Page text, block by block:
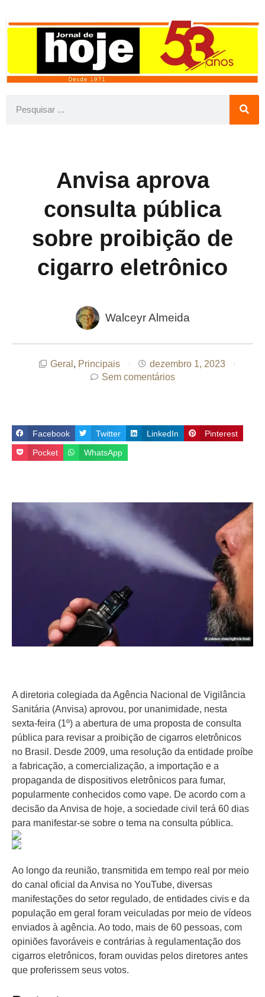
Anvisa aprova
consulta pública
sobre proibição de
cigarro eletrônico
Walceyr Almeida
Geral , Principais
dezembro 1, 2023
Sem comentários
Facebook Twitter LinkedIn Pinterest
Pocket WhatsApp
A diretoria colegiada da Agência Nacional de Vigilância
Sanitária (Anvisa) aprovou, por unanimidade, nesta
sexta-feira (1º) a abertura de uma proposta de consulta
pública para revisar a proibição de cigarros eletrônicos
no Brasil. Desde 2009, uma resolução da entidade proíbe
a fabricação, a comercialização, a importação e a
propaganda de dispositivos eletrônicos para fumar,
popularmente conhecidos como vape. De acordo com a
decisão da Anvisa de hoje, a sociedade civil terá 60 dias
para manifestar-se sobre o tema na consulta pública.
Ao longo da reunião, transmitida em tempo real por meio
do canal oficial da Anvisa no YouTube, diversas
manifestações do setor regulado, de entidades civis e da
população em geral foram veiculadas por meio de vídeos
enviados à agência. Ao todo, mais de 60 pessoas, com
opiniões favoráveis e contrárias à regulamentação dos
cigarros eletrônicos, foram ouvidas pelos diretores antes
que proferissem seus votos.